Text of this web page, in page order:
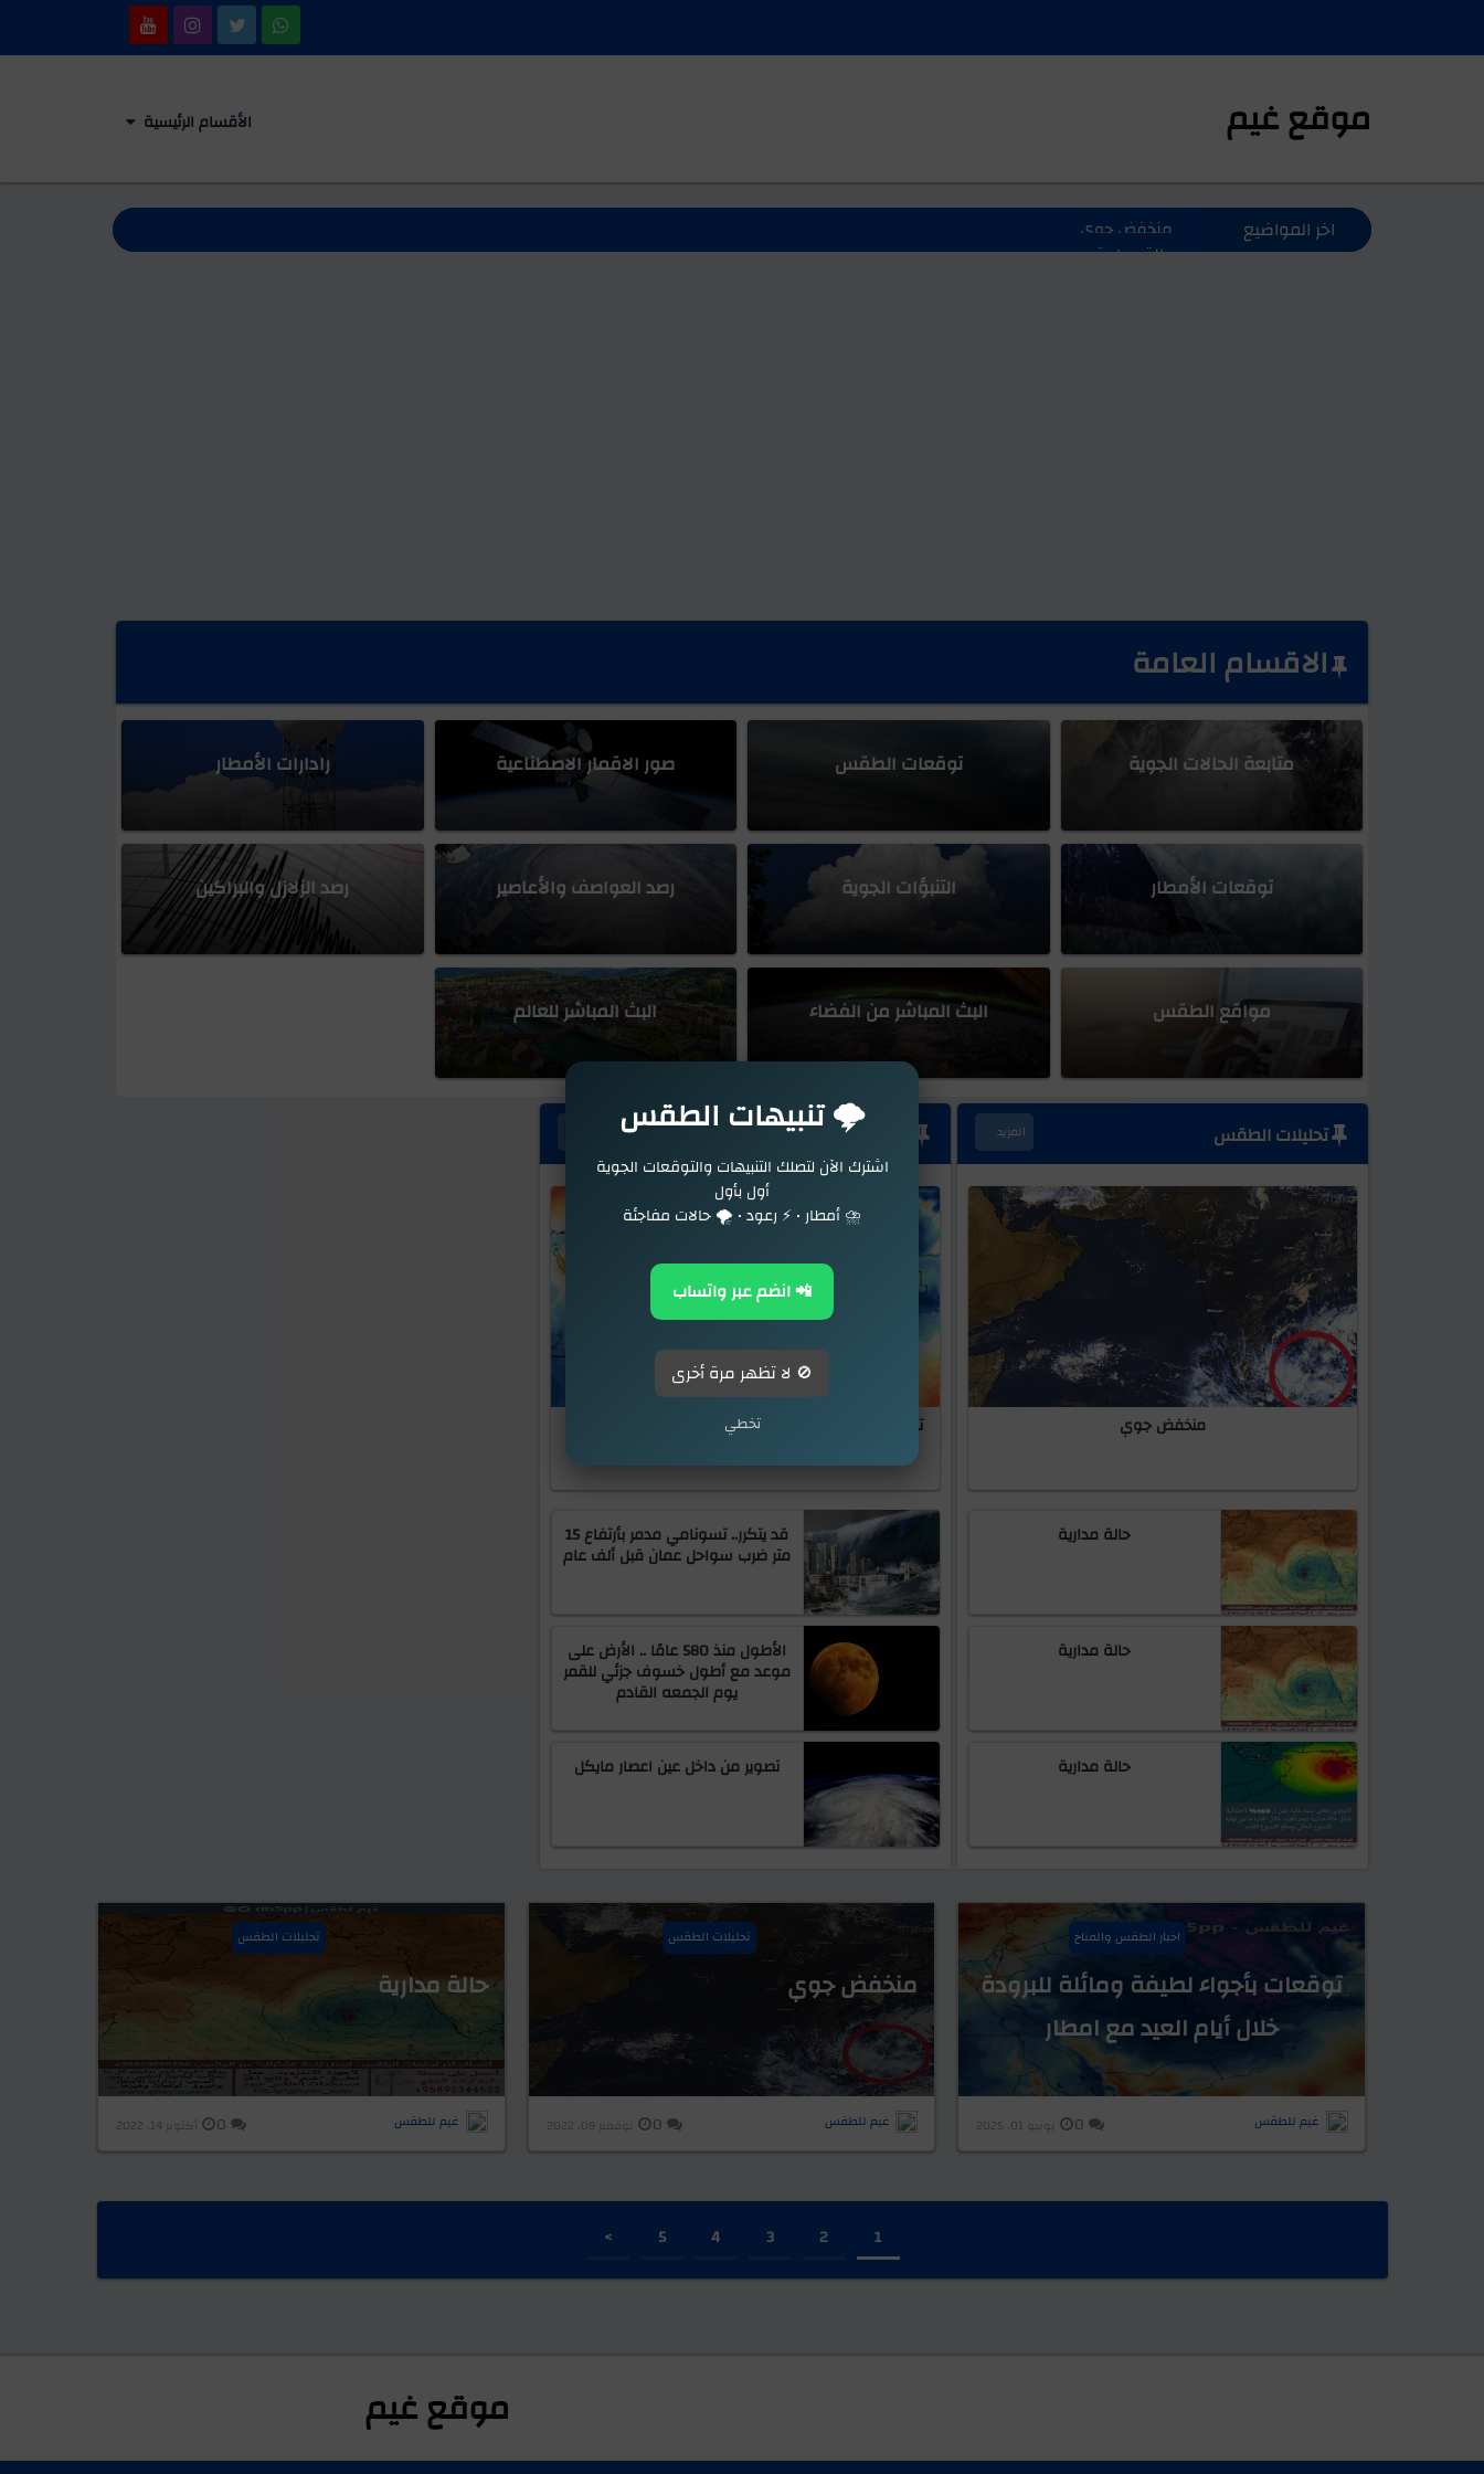
موقع غيم الأقسام الرئيسية
اخر المواضيع
حالة مدارية
الاجواء الماطرة
تشكل حاله مداريه ببحر العرب
اخدود جوي
اضطراب جوي
حالة مدارية
موجة حر شديدة قادمة لشبه الجزيرة العربية ، مع درجات حرارة تصل لنهاية الاربعينات وبداية الخمسينات
توقعات بأجواء لطيفة ومائلة للبرودة خلال أيام العيد مع امطار
الاقسام العامة
متابعة الحالات الجوية توقعات الطقس صور الاقمار الاصطناعية رادارات الأمطار
توقعات الأمطار التنبؤات الجوية رصد العواصف والأعاصير رصد الزلازل والبراكين
مواقع الطقس البث المباشر من الفضاء البث المباشر للعالم
تحليلات الطقس المزيد
منخفض جوي
حالة مدارية
حالة مدارية
حالة مدارية
اخبار الطقس والمناخ
توقعات بأجواء لطيفة ومائلة للبرودة خلال أيام العيد مع
قد يتكرر.. تسونامي مدمر بأرتفاع 15
متر ضرب سواحل عمان قبل ألف عام
الأطول منذ 580 عامًا .. الأرض على
موعد مع أطول خسوف جزئي للقمر
يوم الجمعه القادم
تصوير من داخل عين اعصار مايكل
اخبار الطقس والمناخ
توقعات بأجواء لطيفة ومائلة للبرودة
خلال أيام العيد مع امطار
غيم للطقس 0 يونيو 01, 2025
تحليلات الطقس
منخفض جوي
غيم للطقس نوفمبر 09, 2022
تحليلات الطقس
حالة مدارية
غيم للطقس 0 أكتوبر 14, 2022
1
2
3
4
5
>
موقع غيم
🌩️ تنبيهات الطقس
اشترك الآن لتصلك التنبيهات والتوقعات الجوية
أول بأول
⛈️ أمطار • ⚡ رعود • 🌪️ حالات مفاجئة
📲 انضم عبر واتساب
🚫 لا تظهر مرة أخرى
تخطي